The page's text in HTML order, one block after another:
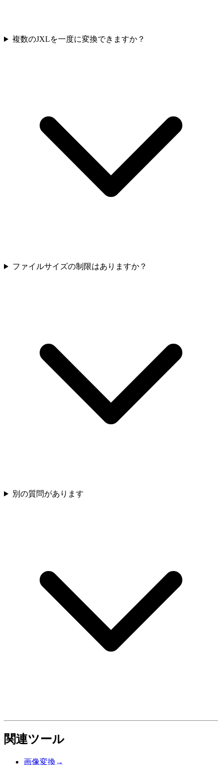
複数のJXLを一度に変換できますか？
ファイルサイズの制限はありますか？
別の質問があります
関連ツール
画像変換 →